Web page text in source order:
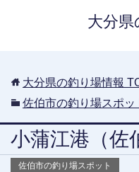
大分県
大分県の釣り場情報
佐伯市の釣り場スポッ
小蒲江港（佐
佐伯市の釣り場スポット